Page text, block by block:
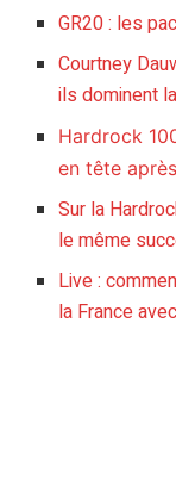
GR20 : les
Courtney
ils dominent
Hardrock
en tête
Sur la
le même
Live :
la France